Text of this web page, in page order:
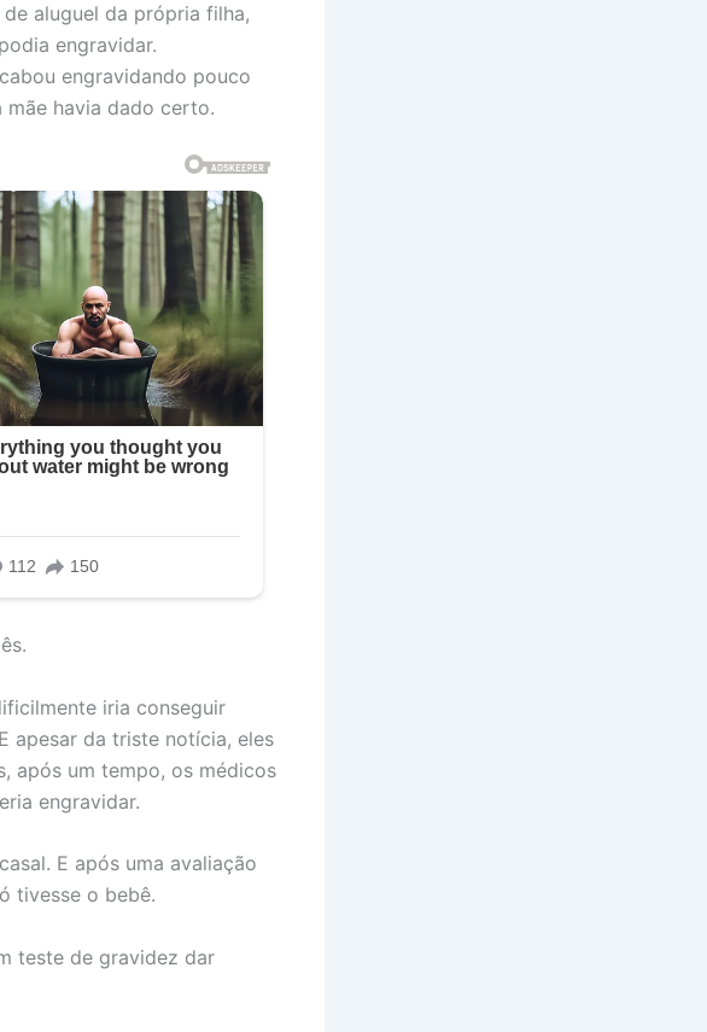
aluguel da própria filha,
engravidar.
engravidando pouco
havia dado certo.
iria conseguir
apesar da triste notícia, eles
após um tempo, os médicos
engravidar.
E após uma avaliação
tivesse o bebê.
teste de gravidez dar